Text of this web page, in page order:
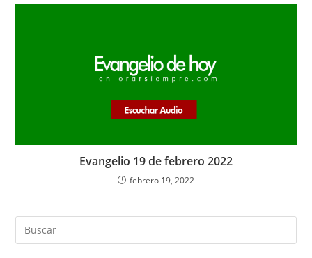
Evangelio 19 de febrero 2022
febrero 19, 2022